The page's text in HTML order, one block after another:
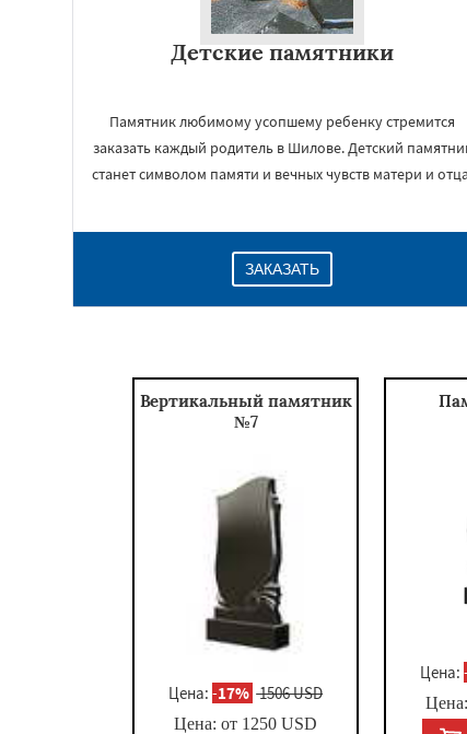
Детские памятники
Памятник любимому усопшему ребенку стремится
заказать каждый родитель в Шилове. Детский
станет символом памяти и вечных чувств матери и
ЗАКАЗАТЬ
Вертикальный памятник
№7
Цена:-17% 1506 USD
Цена: от 1250 USD
Цена: -